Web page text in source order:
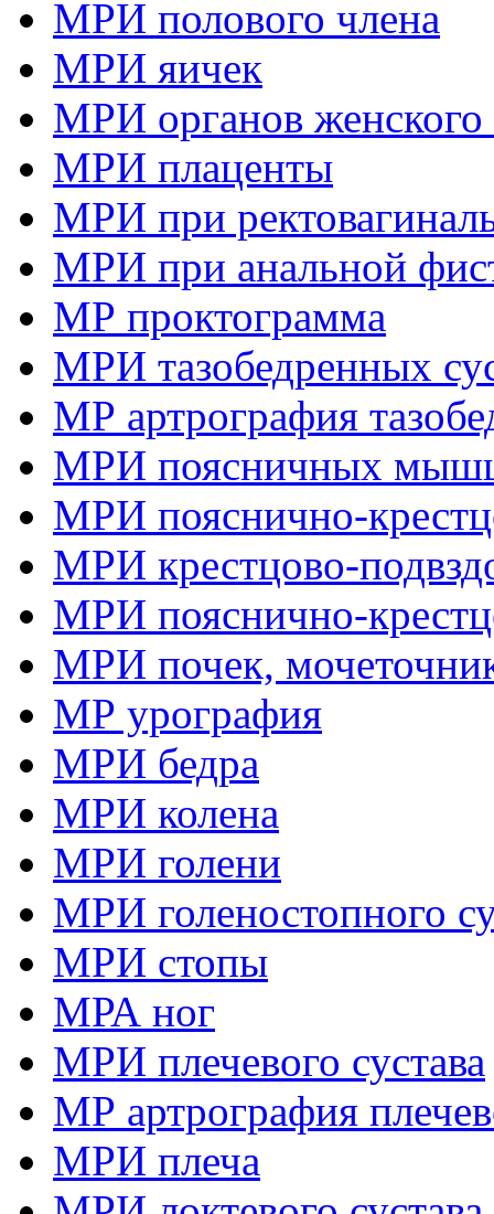
МРИ полового члена
МРИ яичек
МРИ органов женского
МРИ плаценты
МРИ при
МРИ при анальной
МР проктограмма
МРИ тазобедренных
МР артрография
МРИ поясничных
МРИ пояснично-
МРИ крестцово-
МРИ пояснично-
МРИ почек,
МР урография
МРИ бедра
МРИ колена
МРИ голени
МРИ голеностопного
МРИ стопы
МРА ног
МРИ плечевого сустава
МР артрография
МРИ плеча